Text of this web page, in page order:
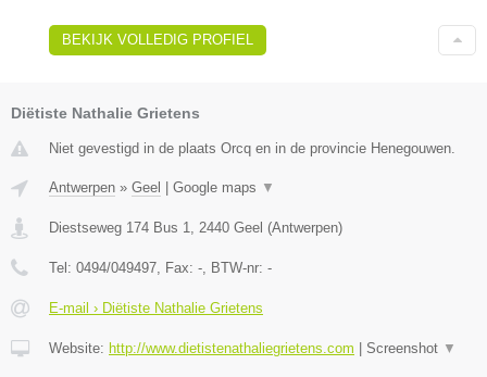
BEKIJK VOLLEDIG PROFIEL
Diëtiste Nathalie Grietens
Niet gevestigd in de plaats Orcq en in de provincie Henegouwen.
Antwerpen » Geel Google maps ▼
Diestseweg 174 Bus 1 2440 Geel (Antwerpen)
Tel: 0494/049497 , Fax: - , BTW-nr: -
E-mail › Diëtiste Nathalie Grietens
Website: http://www.dietistenathaliegrietens.com Screenshot ▼